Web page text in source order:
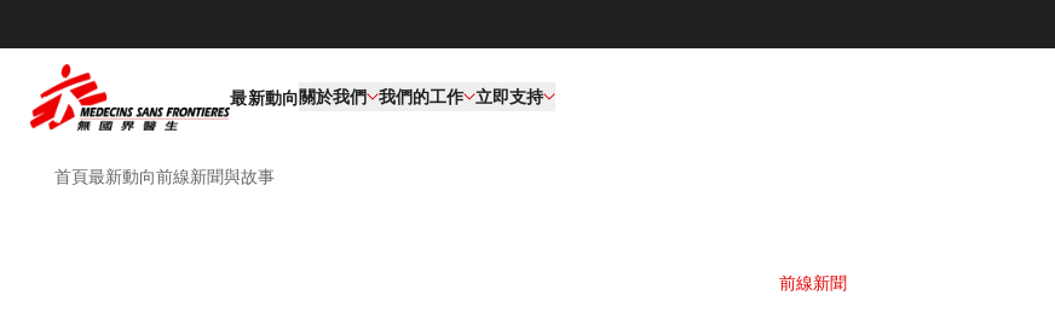
最新動向關於我們 我們的工作​ 立即支持
首頁最新動向前線新聞與故事
前線新聞